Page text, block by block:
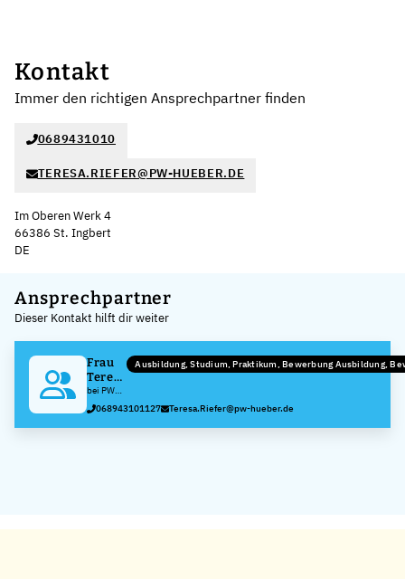
Kontakt
Immer den richtigen Ansprechpartner finden
0689431010
TERESA.RIEFER@PW-HUEBER.DE
Im Oberen Werk 4
66386 St. Ingbert
DE
+
−
Ansprechpartner
Dieser Kontakt hilft dir weiter
Frau
Teresa
Pitaro
bei PW
Hueber
GmbH
Ausbildung, Studium, Praktikum, Bewerbung Ausbildung,
068943101127 Teresa.Riefer@pw-hueber.de